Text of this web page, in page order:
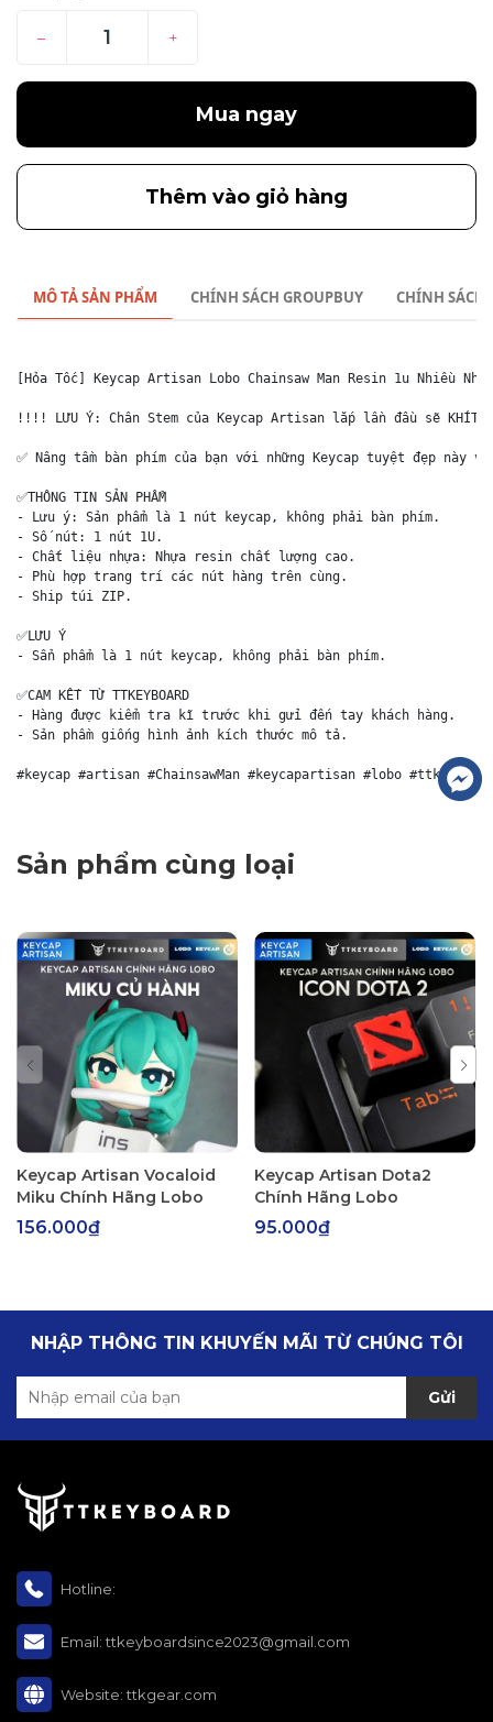
– +
Mua ngay
Thêm vào giỏ hàng
MÔ TẢ SẢN PHẨM CHÍNH SÁCH GROUPBUY CHÍNH SÁCH
[Hỏa Tốc] Keycap Artisan Lobo Chainsaw Man Resin 1u Nhiều
!!!! LƯU Ý: Chân Stem của Keycap Artisan lắp lần đầu sẽ KHÍT
✅ Nâng tầm bàn phím của bạn với những Keycap tuyệt đẹp này
✅THÔNG TIN SẢN PHẨM
- Lưu ý: Sản phẩm là 1 nút keycap, không phải bàn phím.
- Số nút: 1 nút 1U.
- Chất liệu nhựa: Nhựa resin chất lượng cao.
- Phù hợp trang trí các nút hàng trên cùng.
- Ship túi ZIP.
✅LƯU Ý
- Sẩn phẩm là 1 nút keycap, không phải bàn phím.
✅CAM KẾT TỪ TTKEYBOARD
- Hàng được kiểm tra kĩ trước khi gửi đến tay khách hàng.
- Sản phầm giống hình ảnh kích thước mô tả.
#keycap #artisan #ChainsawMan #keycapartisan #lobo #ttkeyboard
Sản phẩm cùng loại
Keycap Artisan Vocaloid
Miku Chính Hãng Lobo
156.000₫
Keycap Artisan Dota2
Chính Hãng Lobo
95.000₫
NHẬP THÔNG TIN KHUYẾN MÃI TỪ CHÚNG TÔI
Gửi
Hotline:
Email:ttkeyboardsince2023@gmail.com
Website:ttkgear.com